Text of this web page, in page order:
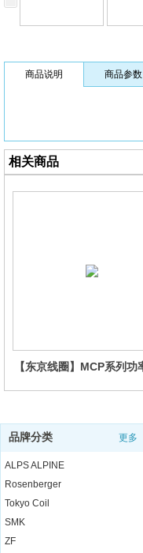
商品说明 商品参数
相关商品
【东京线圈】MCP系列功
品牌分类 更多
ALPS ALPINE
Rosenberger
Tokyo Coil
SMK
ZF